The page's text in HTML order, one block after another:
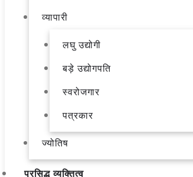
व्यापारी
लघु उद्योगी
बड़े उद्योगपति
स्वरोजगार
पत्रकार
ज्योतिष
प्रसिद्ध व्यक्तित्व